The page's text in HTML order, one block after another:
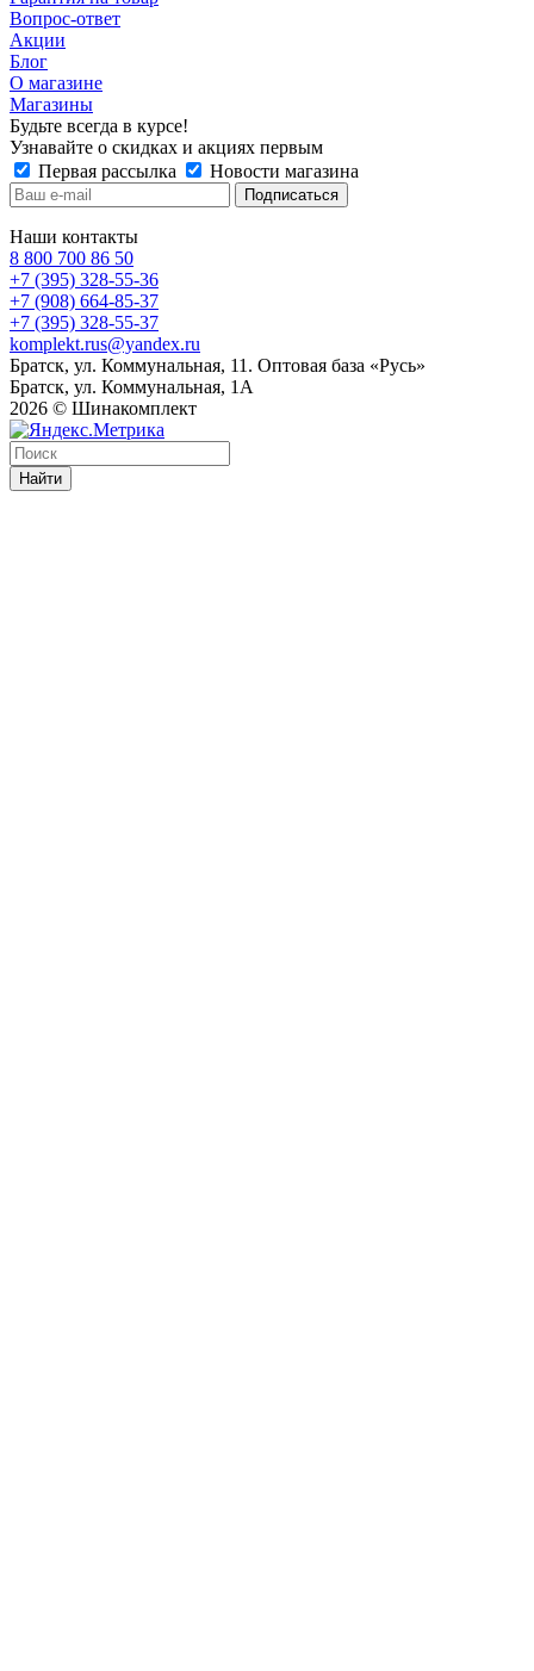
Вопрос-ответ
Акции
Блог
О магазине
Магазины
Будьте всегда в курсе!
Узнавайте о скидках и акциях первым
Первая рассылка
Новости магазина
Наши контакты
8 800 700 86 50
+7 (395) 328-55-36
+7 (908) 664-85-37
+7 (395) 328-55-37
komplekt.rus@yandex.ru
Братск, ул. Коммунальная, 11. Оптовая база «Русь»
Братск, ул. Коммунальная, 1А
2026 © Шинакомплект
Найти